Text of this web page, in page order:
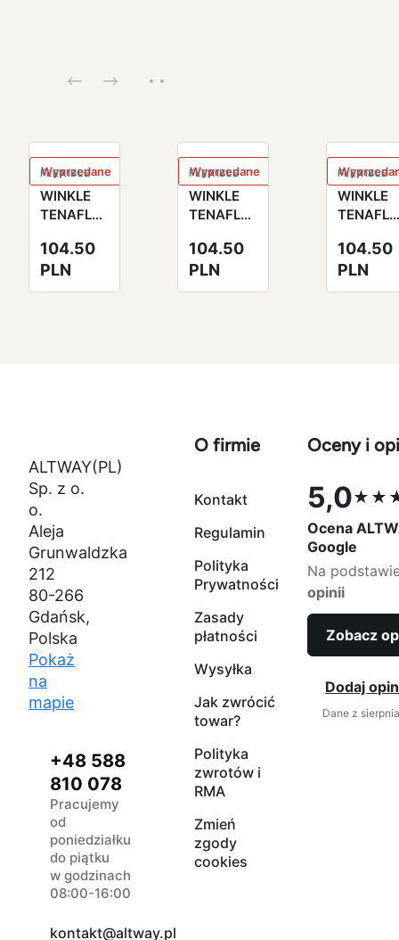
Wyprzedane
FLEXIBLE
WINKLE
TENAFLEX
TPE
1.75mm
Glacier
104.50
PLN
Wyprzedane
FLEXIBLE
WINKLE
TENAFLEX
TPE-83A
Jet Black
czarny
104.50
PLN
FLEXIBLE
WINKLE
TPE
1.75mm
Natural
104.50
PLN
ALTWAY(PL)
Sp. z o.
o.
Aleja
Grunwaldzka
212
80-266
Gdańsk,
Polska
Pokaż
na
mapie
+48 588
810 078
Pracujemy
od
poniedziałku
do piątku
w godzinach
08:00-16:00
kontakt@altway.pl
O firmie
Kontakt
Regulamin
Polityka
Prywatności
Zasady
płatności
Wysyłka
Jak zwrócić
towar?
Polityka
zwrotów i
RMA
Zmień
zgody
cookies
Oceny i
5,0
Ocena 5,0
Ocena
Google
Na
opinii
Zobacz
Dodaj
Dane z